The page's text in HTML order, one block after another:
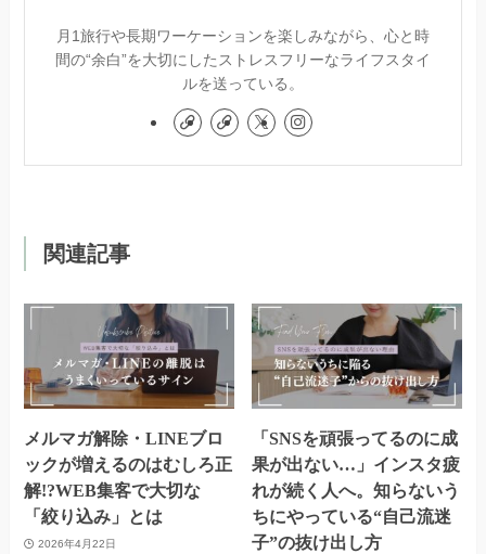
月1旅行や長期ワーケーションを楽しみながら、心と時
間の“余白”を大切にしたストレスフリーなライフスタイ
ルを送っている。
関連記事
メルマガ解除・LINEブロ
ックが増えるのはむしろ正
解!?WEB集客で大切な
「絞り込み」とは
2026年4月22日
「SNSを頑張ってるのに成
果が出ない…」インスタ疲
れが続く人へ。知らないう
ちにやっている“自己流迷
子”の抜け出し方